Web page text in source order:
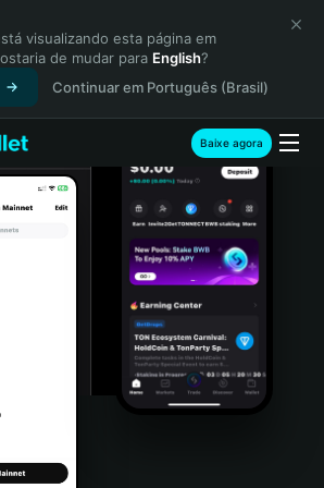
visualizando esta página em
de mudar para English?
Continuar em Português (Brasil)
Baixe agora